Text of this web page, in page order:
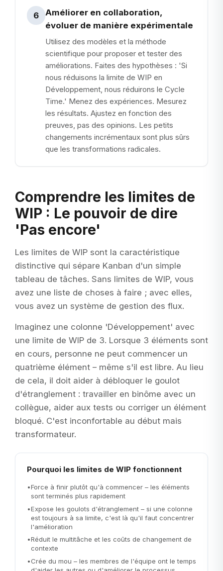
6
Améliorer en collaboration,
évoluer de manière expérimentale
Utilisez des modèles et la méthode
scientifique pour proposer et tester des
améliorations. Faites des hypothèses : 'Si
nous réduisons la limite de WIP en
Développement, nous réduirons le Cycle
Time.' Menez des expériences. Mesurez
les résultats. Ajustez en fonction des
preuves, pas des opinions. Les petits
changements incrémentaux sont plus sûrs
que les transformations radicales.
Comprendre les limites de
WIP : Le pouvoir de dire
'Pas encore'
Les limites de WIP sont la caractéristique
distinctive qui sépare Kanban d'un simple
tableau de tâches. Sans limites de WIP, vous
avez une liste de choses à faire ; avec elles,
vous avez un système de gestion des flux.
Imaginez une colonne 'Développement' avec
une limite de WIP de 3. Lorsque 3 éléments sont
en cours, personne ne peut commencer un
quatrième élément – même s'il est libre. Au lieu
de cela, il doit aider à débloquer le goulot
d'étranglement : travailler en binôme avec un
collègue, aider aux tests ou corriger un élément
bloqué. C'est inconfortable au début mais
transformateur.
Pourquoi les limites de WIP fonctionnent
•Force à finir plutôt qu'à commencer – les éléments
sont terminés plus rapidement
•Expose les goulots d'étranglement – si une colonne
est toujours à sa limite, c'est là qu'il faut concentrer
l'amélioration
•Réduit le multitâche et les coûts de changement de
contexte
•Crée du mou – les membres de l'équipe ont le temps